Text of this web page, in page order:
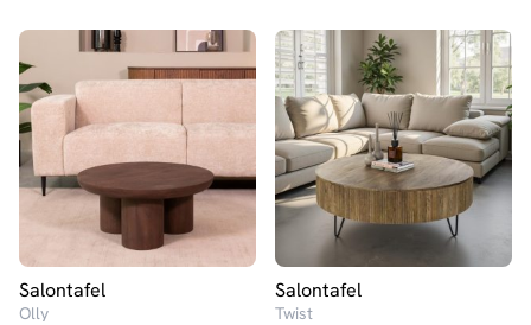
Salontafel
Olly
Salontafel
Twist